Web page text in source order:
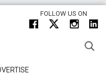
FOLLOW US ON